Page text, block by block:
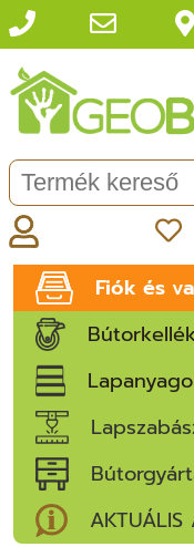
Fiók és
AKTUÁLIS